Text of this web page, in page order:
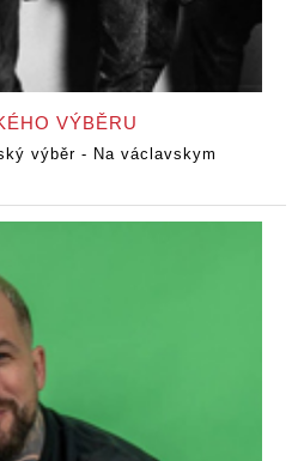
VÝBĚRU
výběr - Na václavskym